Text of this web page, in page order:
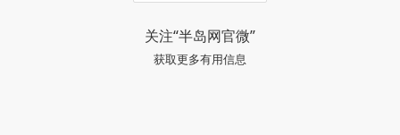
关注“半岛网官微”
获取更多有用信息